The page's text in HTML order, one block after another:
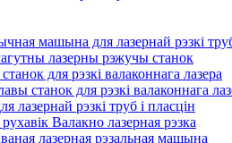
машына для лазернай рэзкі
лазерны рэжучы станок
для рэзкі валаконнага лазера
станок для рэзкі валаконнага
лазернай рэзкі труб і пласцін
Валакно лазерная рэзка
лазерная рэзальная машына